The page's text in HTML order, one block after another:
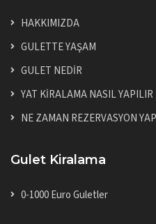
HAKKIMIZDA
GULETTE YAŞAM
GULET NEDİR
YAT KİRALAMA NASIL YAPILIR
NE ZAMAN REZERVASYON
Gulet Kiralama
0-1000 Euro Guletler